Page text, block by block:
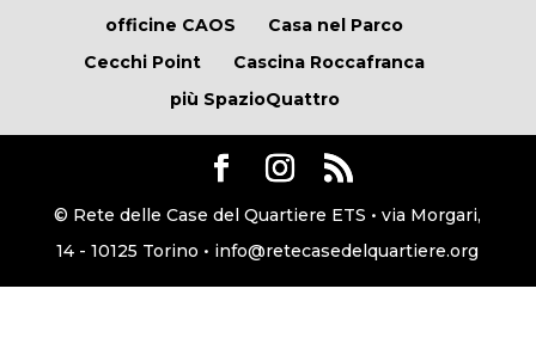
officine CAOS
Casa nel Parco
Cecchi Point
Cascina Roccafranca
più SpazioQuattro
© Rete delle Case del Quartiere ETS • via Morgari,
14 - 10125 Torino • info@retecasedelquartiere.org